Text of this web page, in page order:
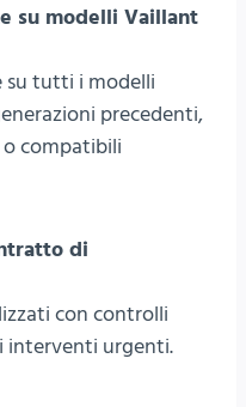
su modelli Vaillant
su tutti i modelli
precedenti,
compatibili
di
con controlli
interventi urgenti.